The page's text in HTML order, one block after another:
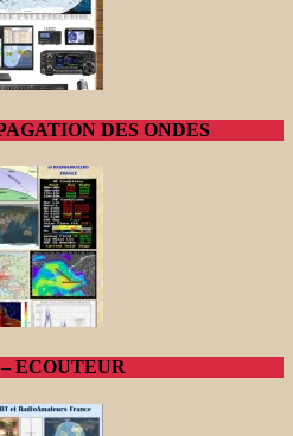
DES ONDES
ECOUTEUR